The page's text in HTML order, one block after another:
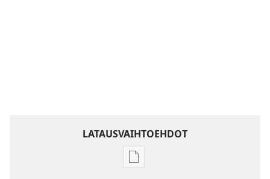
LATAUSVAIHTOEHDOT
Julkaisujen